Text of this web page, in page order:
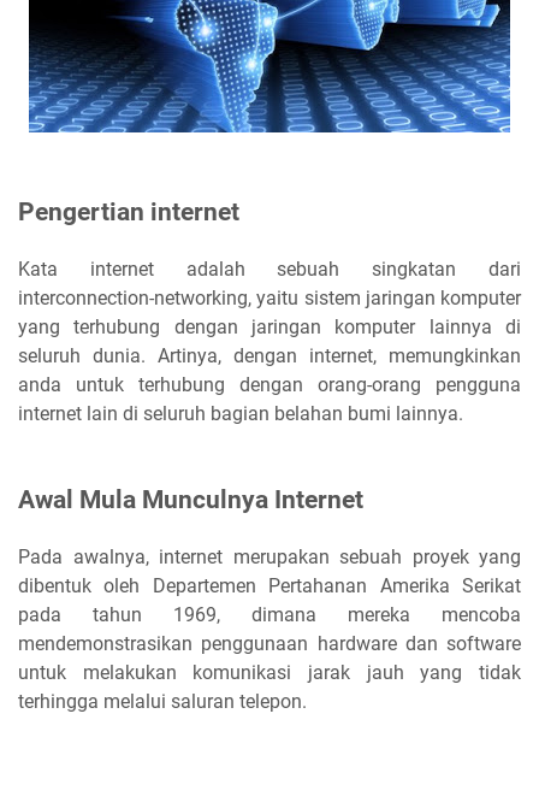
Pengertian internet
Kata internet adalah sebuah singkatan dari
interconnection-networking, yaitu sistem jaringan komputer
yang terhubung dengan jaringan komputer lainnya di
seluruh dunia. Artinya, dengan internet, memungkinkan
anda untuk terhubung dengan orang-orang pengguna
internet lain di seluruh bagian belahan bumi lainnya.
Awal Mula Munculnya Internet
Pada awalnya, internet merupakan sebuah proyek yang
dibentuk oleh Departemen Pertahanan Amerika Serikat
pada tahun 1969, dimana mereka mencoba
mendemonstrasikan penggunaan hardware dan software
untuk melakukan komunikasi jarak jauh yang tidak
terhingga melalui saluran telepon.